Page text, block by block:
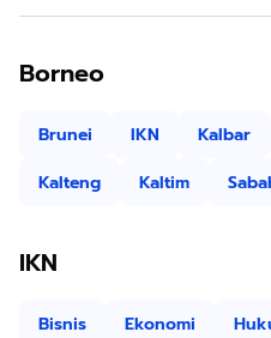
Borneo
Brunei IKN Kalbar
Kalteng
Kaltim
IKN
Bisnis Ekonomi